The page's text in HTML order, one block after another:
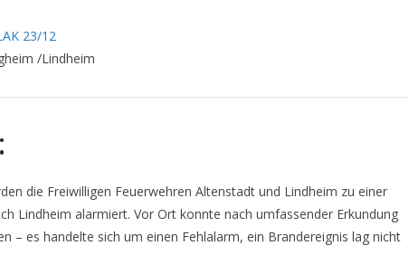
23/12
/Lindheim
die Freiwilligen Feuerwehren Altenstadt und Lindheim zu einer
Lindheim alarmiert. Vor Ort konnte nach umfassender Erkundung
– es handelte sich um einen Fehlalarm, ein Brandereignis lag nicht